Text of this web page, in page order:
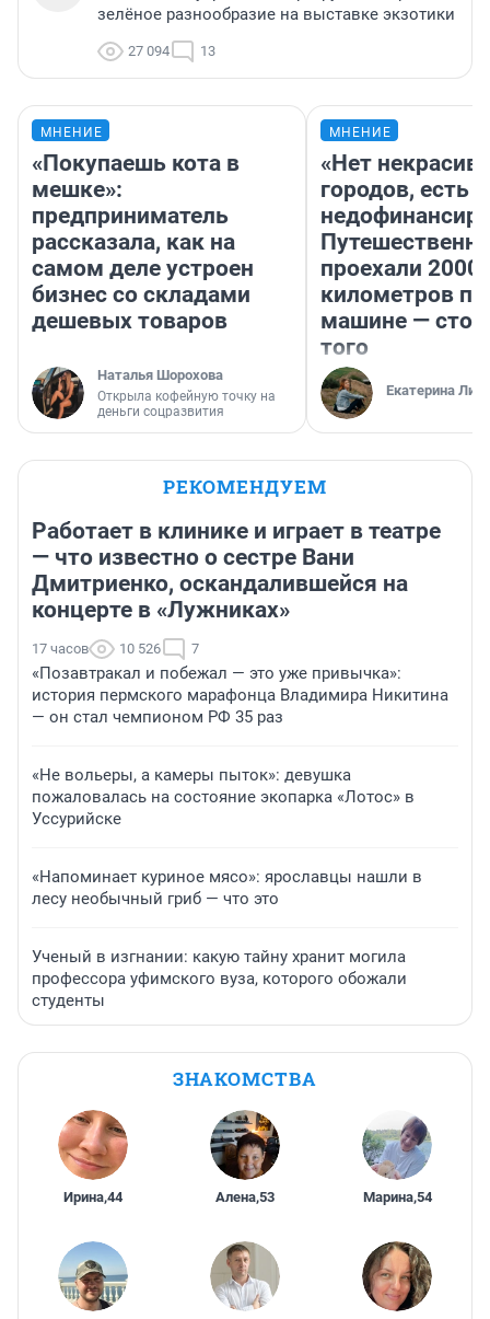
зелёное разнообразие на выставке экзотики
27 094 13
МНЕНИЕ
«Покупаешь кота в
мешке»:
предприниматель
рассказала, как на
самом деле устроен
бизнес со складами
дешевых товаров
Наталья Шорохова
Открыла кофейную точку на
деньги соцразвития
МНЕНИЕ
«Нет
городов, есть
проехали 2000
километров по
машине —
того
Екатерина
РЕКОМЕНДУЕМ
Работает в клинике и играет в театре
— что известно о сестре Вани
Дмитриенко, оскандалившейся на
концерте в «Лужниках»
17 часов 10 526 7
«Позавтракал и побежал — это уже привычка»:
история пермского марафонца Владимира Никитина
— он стал чемпионом РФ 35 раз
«Не вольеры, а камеры пыток»: девушка
пожаловалась на состояние экопарка «Лотос» в
Уссурийске
«Напоминает куриное мясо»: ярославцы нашли в
лесу необычный гриб — что это
Ученый в изгнании: какую тайну хранит могила
профессора уфимского вуза, которого обожали
студенты
ЗНАКОМСТВА
Ирина,44 Алена,53 Марина,54